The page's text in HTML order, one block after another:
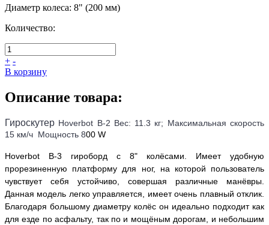
Диаметр колеса: 8" (200 мм)
Количество:
+ -
В корзину
Описание товара:
Гироскутер Hoverbot B-2 Вес: 11.3 кг; Максимальная скорость
15 км/ч Мощность 800 W
Hoverbot B-3 гироборд с 8" колёсами. Имеет удобную
прорезиненную платформу для ног, на которой пользователь
чувствует себя устойчиво, совершая различные манёвры.
Данная модель легко управляется, имеет очень плавный отклик.
Благодаря большому диаметру колёс он идеально подходит как
для езде по асфальту, так по и мощёным дорогам, и небольшим